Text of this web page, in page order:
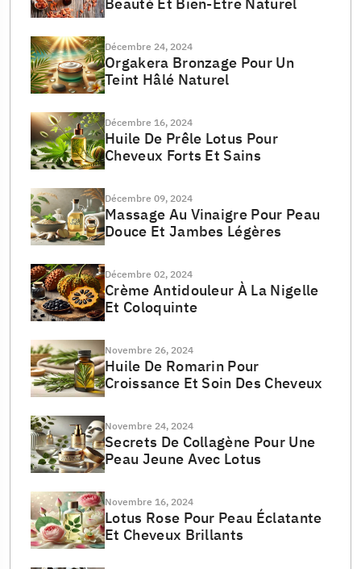
Décembre 24, 2024
Orgakera Bronzage Pour Un
Teint Hâlé Naturel
Décembre 16, 2024
Huile De Prêle Lotus Pour
Cheveux Forts Et Sains
Décembre 09, 2024
Massage Au Vinaigre Pour Peau
Douce Et Jambes Légères
Décembre 02, 2024
Crème Antidouleur À La Nigelle
Et Coloquinte
Novembre 26, 2024
Huile De Romarin Pour
Croissance Et Soin Des Cheveux
Novembre 24, 2024
Secrets De Collagène Pour Une
Peau Jeune Avec Lotus
Novembre 16, 2024
Lotus Rose Pour Peau Éclatante
Et Cheveux Brillants